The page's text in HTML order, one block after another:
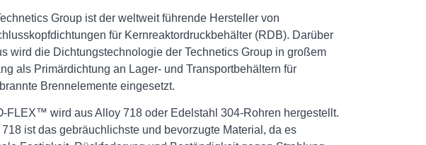
Group ist der weltweit führende Hersteller von
für Kernreaktordruckbehälter (RDB). Darüber
wird die Dichtungstechnologie der Technetics Group in großem
als Primärdichtung an Lager- und Transportbehältern für
Brennelemente eingesetzt.
FLEX™ wird aus Alloy 718 oder Edelstahl 304-Rohren hergestellt.
ist das gebräuchlichste und bevorzugte Material, da es